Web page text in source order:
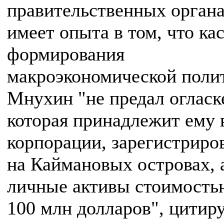
правительственных
имеет опыта в том, что
формирования
макроэкономической
Мнухин "не предал
которая принадлежит ему
корпорации,
на Каймановых островах,
личные активы
100 млн долларов",